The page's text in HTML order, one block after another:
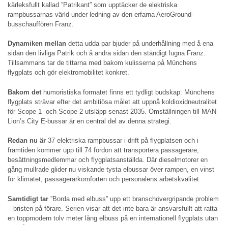
kärleksfullt kallad ”Patrikant” som upptäcker de elektriska
rampbussarnas värld under ledning av den erfarna AeroGround-
busschauffören Franz.
Dynamiken mellan detta udda par bjuder på underhållning med å ena
sidan den livliga Patrik och å andra sidan den ständigt lugna Franz.
Tillsammans tar de tittarna med bakom kulisserna på Münchens
flygplats och gör elektromobilitet konkret.
Bakom det humoristiska formatet finns ett tydligt budskap: Münchens
flygplats strävar efter det ambitiösa målet att uppnå koldioxidneutralitet
för Scope 1- och Scope 2-utsläpp senast 2035. Omställningen till MAN
Lion’s City E-bussar är en central del av denna strategi.
Redan nu är 37 elektriska rampbussar i drift på flygplatsen och i
framtiden kommer upp till 74 fordon att transportera passagerare,
besättningsmedlemmar och flygplatsanställda. Där dieselmotorer en
gång mullrade glider nu viskande tysta elbussar över rampen, en vinst
för klimatet, passagerarkomforten och personalens arbetskvalitet.
Samtidigt tar ”Borda med elbuss” upp ett branschövergripande problem
– bristen på förare. Serien visar att det inte bara är ansvarsfullt att ratta
en toppmodern tolv meter lång elbuss på en internationell flygplats utan